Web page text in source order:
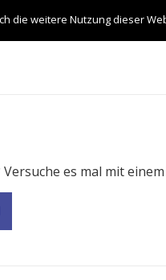
es mal mit
die weitere Nutzung dieser